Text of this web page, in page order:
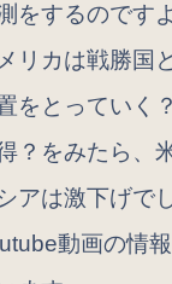
をするのですよ
リカは戦勝国
をとっていく？
？をみたら、
アは激下げで
動画の情